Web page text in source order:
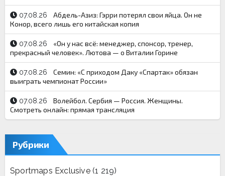
07.08.26
Абдель-Азиз: Гэрри потерял свои яйца. Он не
Конор, всего лишь его китайская копия
07.08.26
«Он у нас всё: менеджер, спонсор, тренер,
прекрасный человек». Лютова — о Виталии Горине
07.08.26
Семин: «С приходом Даку «Спартак» обязан
выиграть чемпионат России»
07.08.26
Волейбол. Сербия — Россия. Женщины.
Смотреть онлайн: прямая трансляция
Рубрики
Sportmaps Exclusive(1 219)